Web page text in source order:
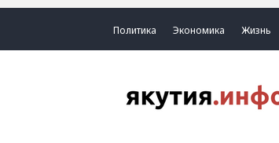
Политика Экономика Жизнь